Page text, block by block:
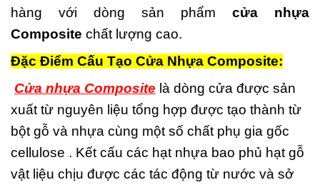
hàng với dòng sản phẩm cửa nhựa
Composite chất lượng cao.
Đặc Điểm Cấu Tạo Cửa Nhựa Composite:
Cửa nhựa Composite là dòng cửa được sản
xuất từ nguyên liệu tổng hợp được tạo thành từ
bột gỗ và nhựa cùng một số chất phụ gia gốc
cellulose . Kết cấu các hạt nhựa bao phủ hạt gỗ
vật liệu chịu được các tác động từ nước và sở